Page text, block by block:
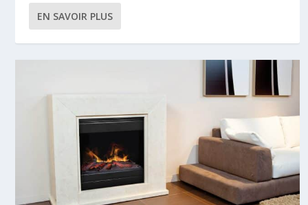
EN SAVOIR PLUS